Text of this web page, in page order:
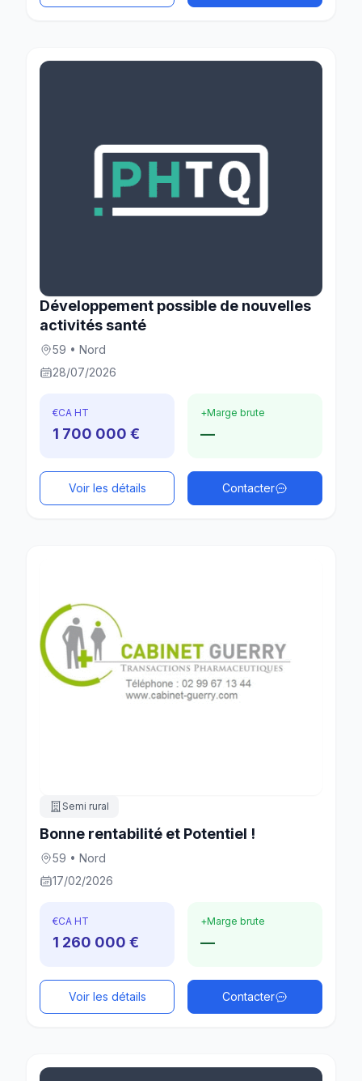
Développement possible de nouvelles
activités santé
59 • Nord
28/07/2026
€CA HT
1 700 000 €
+Marge brute
—
Voir les détails Contacter
Semi rural
Bonne rentabilité et Potentiel !
59 • Nord
17/02/2026
€CA HT
1 260 000 €
+Marge brute
—
Voir les détails Contacter